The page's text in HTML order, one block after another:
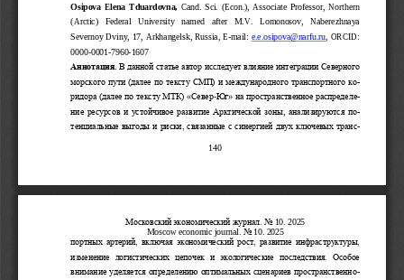
140
Osipova  Elena  Tduardovna, Cand.  Sci.  (Econ.),  Associate  Professor, Northern
(Arctic)   Federal   University   named   after   M.V.   Lomonosov,   Naberezhnaya
Severnoy Dviny, 17, Arkhangelsk, Russia E-mail: e.e.osipova@narfu.ru , ORCID:
0000-0001-7960-1607
Аннотация. В данной статье автор исследует влияние интеграции Северного
морского пути (далее по тексту СМП) и международного транспортного ко-
ридора (далее по тексту МТК) «Север-Юг» на пространственное распределе-
ние ресурсов и устойчивое развитие Арктической зоны, анализируются по-
тенциальные выгоды и риски, связанные с синергией двух ключевых транс-
Московский экономический журнал . No 10 . 2025
Moscow economic journal . No 10. 2025
портных артерий, включая экономический рост, развитие инфраструктуры,
изменение  логистических  цепочек  и  экологические  последствия.  Особое
внимание уделяется определению оптимальных сценариев пространственно-